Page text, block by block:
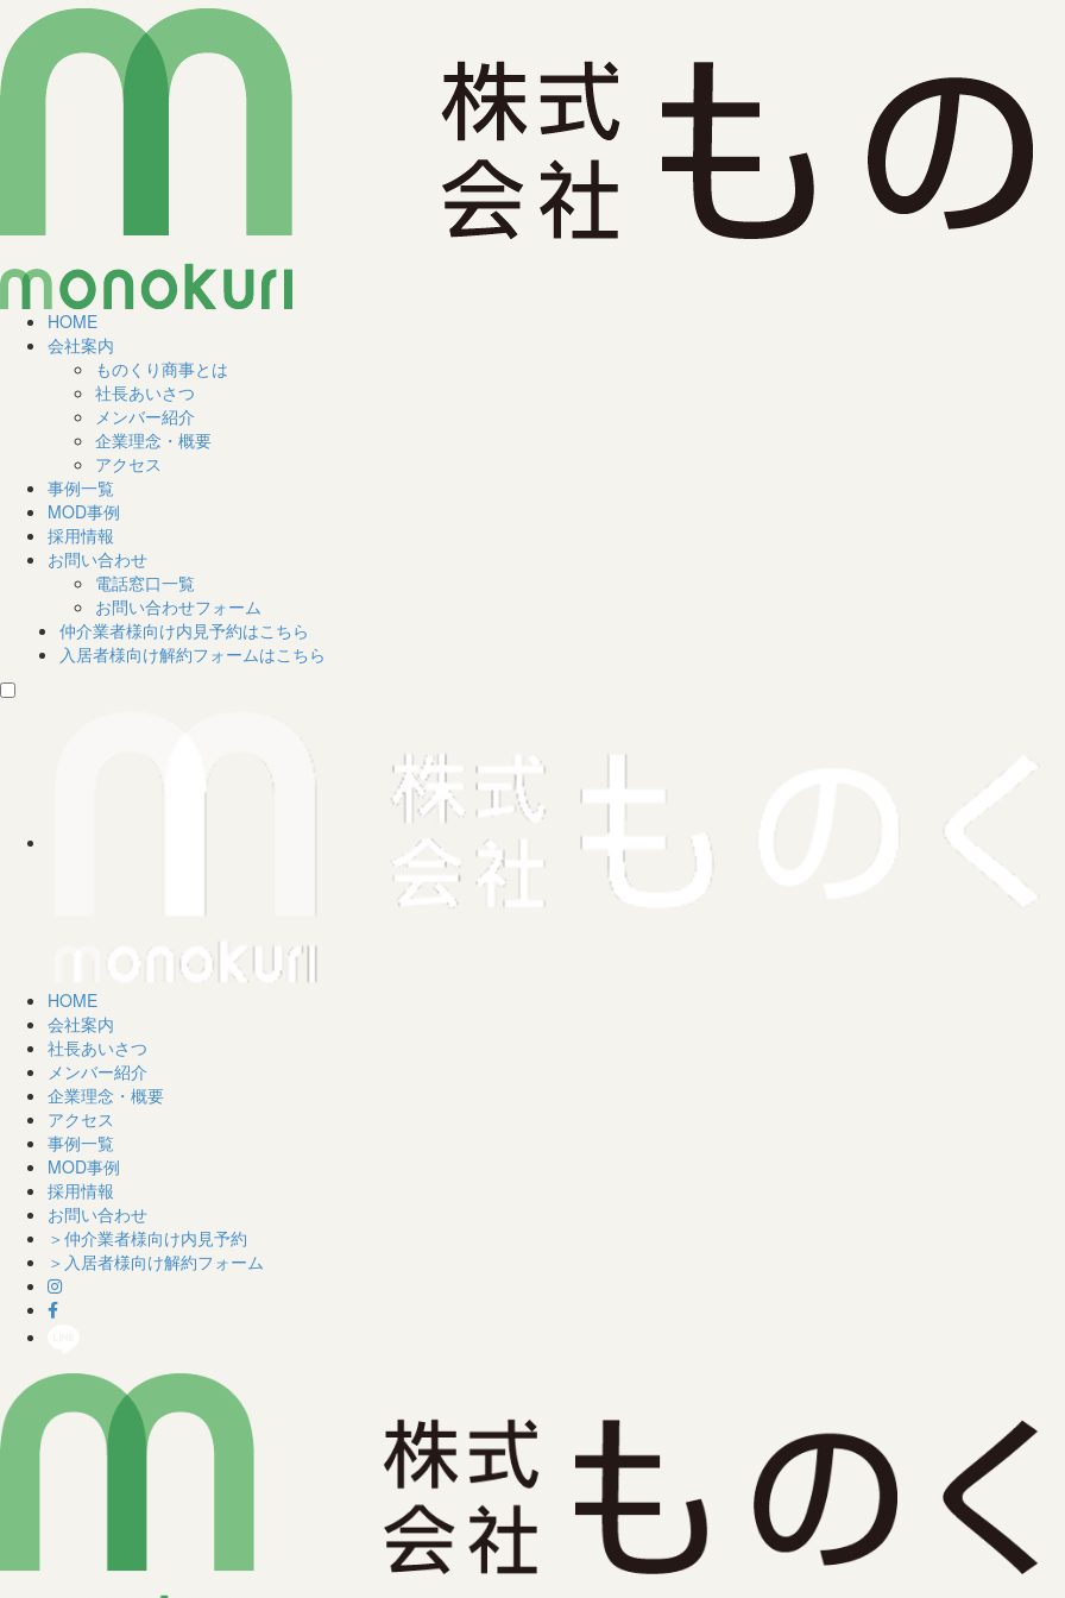
HOME
会社案内
ものくり商事とは
社長あいさつ
メンバー紹介
企業理念・概要
アクセス
事例一覧
MOD事例
採用情報
お問い合わせ
電話窓口一覧
お問い合わせフォーム
仲介業者様向け内見予約はこちら
入居者様向け解約フォームはこちら
HOME
会社案内
社長あいさつ
メンバー紹介
企業理念・概要
アクセス
事例一覧
MOD事例
採用情報
お問い合わせ
＞仲介業者様向け内見予約
＞入居者様向け解約フォーム